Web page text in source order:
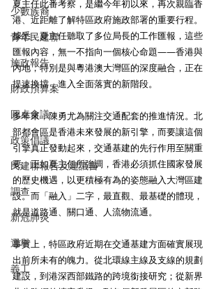
少數族裔
青年民建聯
施政報告
財政預算案
圓桌會議
政策倡議
民建聯報告及建議書
調查
新冠肺炎
選舉
義工
夏主任此番考察，是繼今年初以來，再次親臨香
港、近距離了解特區政府施政部署的重要行程。
據悉，夏主任聽取了多位局長的工作匯報，這些
匯報內容，無一不指向一個核心命題——香港與
內地，特別是與粵港澳大灣區的深度融合，正在
提速換擋，進入全面落實的新階段。
多年來，陳勇尤為關注交通配套的推進情況。北
部都會區是香港未來發展的新引擎，而要讓這個
引擎真正發動起來，交通基建的先行作用至關重
要。正如夏主任所強調，香港必須抓住國家發展
的歷史機遇，以更積極有為的姿態融入大灣區建
設。而「融入」二字，最直觀、最基礎的體現，
就是道路通、關口通、人流物流通。
事實上，特區政府近期在交通基建方面確實展現
出前所未有的魄力。從北環線主線及支線的規劃
建設，到港深西部鐵路的跨境銜接研究；從新界